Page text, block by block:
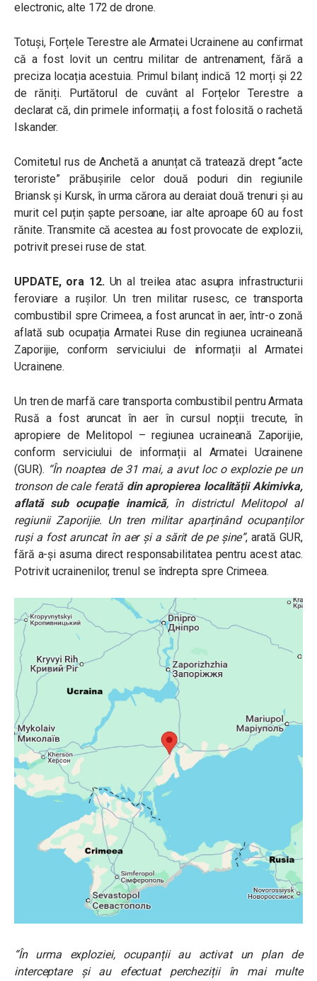
electronic, alte 172 de drone.
Totuși, Forțele Terestre ale Armatei Ucrainene au confirmat
că a fost lovit un centru militar de antrenament, fără a
preciza locația acestuia. Primul bilanț indică 12 morți și 22
de răniți. Purtătorul de cuvânt al Forțelor Terestre a
declarat că, din primele informații, a fost folosită o rachetă
Iskander.
Comitetul rus de Anchetă a anunțat că tratează drept “acte
teroriste” prăbușirile celor două poduri din regiunile
Briansk și Kursk, în urma cărora au deraiat două trenuri și au
murit cel puțin șapte persoane, iar alte aproape 60 au fost
rănite. Transmite că acestea au fost provocate de explozii,
potrivit presei ruse de stat.
UPDATE, ora 12.Un al treilea atac asupra infrastructurii
feroviare a rușilor. Un tren militar rusesc, ce transporta
combustibil spre Crimeea, a fost aruncat în aer, într-o zonă
aflată sub ocupația Armatei Ruse din regiunea ucraineană
Zaporijie, conform serviciului de informații al Armatei
Ucrainene.
Un tren de marfă care transporta combustibil pentru Armata
Rusă a fost aruncat în aer în cursul nopții trecute, în
apropiere de Melitopol – regiunea ucraineană Zaporijie,
conform serviciului de informații al Armatei Ucrainene
(GUR). “În noaptea de 31 mai, a avut loc o explozie pe un
tronson de cale ferată din apropierea localitățiiAkimivka,
aflată sub ocupație inamică, în districtul Melitopol al
regiunii Zaporijie. Un tren militar aparținând ocupanților
ruși a fost aruncat în aer și a sărit de pe șine”, arată GUR,
fără a-și asuma direct responsabilitatea pentru acest atac.
Potrivit ucrainenilor, trenul se îndrepta spre Crimeea.
“În urma exploziei, ocupanții au activat un plan de
interceptare și au efectuat percheziții în mai multe